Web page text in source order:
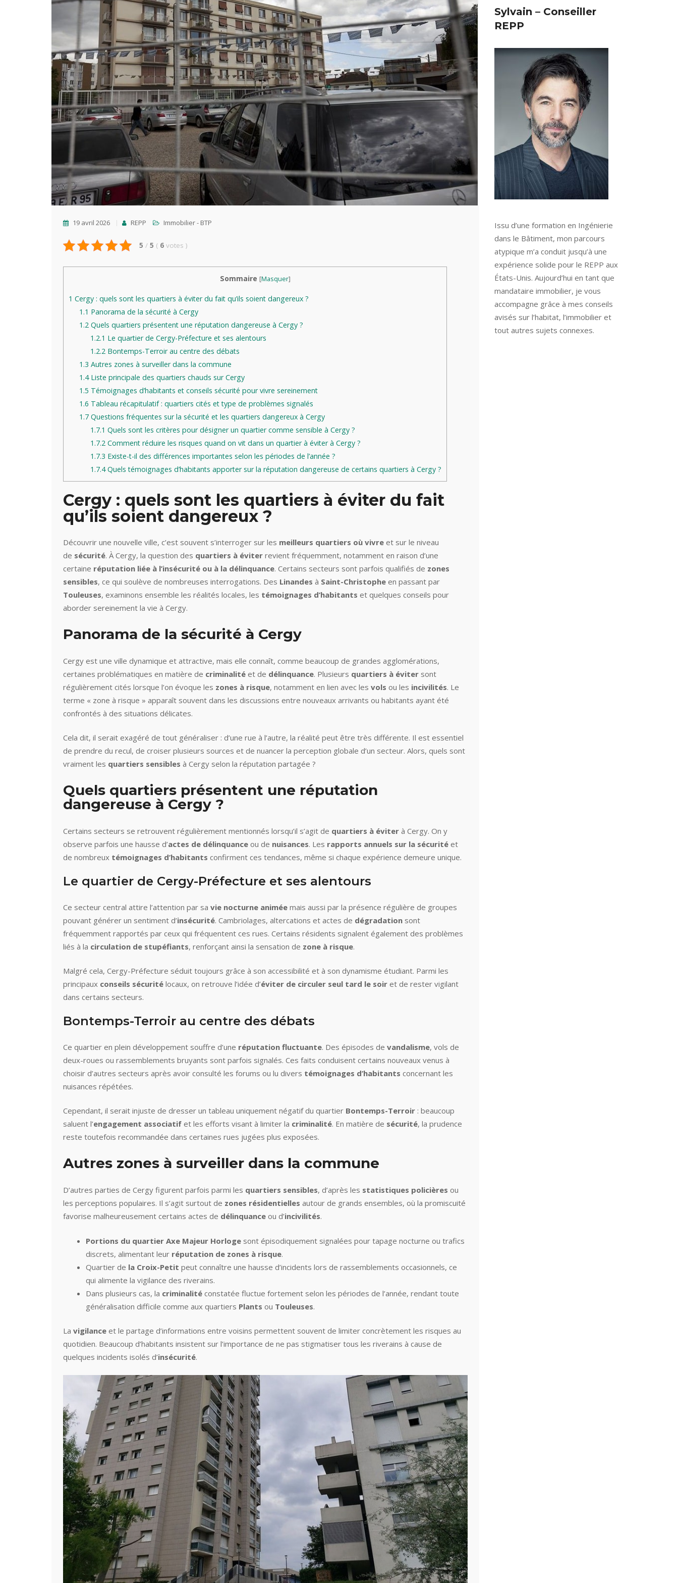
19 avril 2026 REPP Immobilier - BTP
5 / 5 ( 6 votes)
Sommaire [Masquer]
1 Cergy : quels sont les quartiers à éviter du fait qu’ils soient dangereux ?
1.1 Panorama de la sécurité à Cergy
1.2 Quels quartiers présentent une réputation dangereuse à Cergy ?
1.2.1 Le quartier de Cergy-Préfecture et ses alentours
1.2.2Bontemps-Terroir au centre des débats
1.3 Autres zones à surveiller dans la commune
1.4Liste principale des quartiers chauds sur Cergy
1.5 Témoignages d’habitants et conseils sécurité pour vivre sereinement
1.6 Tableau récapitulatif : quartiers cités et type de problèmes signalés
1.7 Questions fréquentes sur la sécurité et les quartiers dangereux à Cergy
1.7.1 Quels sont les critères pour désigner un quartier comme sensible à Cergy ?
1.7.2Comment réduire les risques quand on vit dans un quartier à éviter à Cergy ?
1.7.3 Existe-t-il des différences importantes selon les périodes de l’année ?
1.7.4Quels témoignages d’habitants apporter sur la réputation dangereuse de certains quartiers à Cergy ?
Cergy : quels sont les quartiers à éviter du fait
qu’ils soient dangereux ?
Découvrir une nouvelle ville, c’est souvent s’interroger sur les meilleurs quartiers où vivre et sur le niveau
de sécurité. À Cergy, la question des quartiers à éviter revient fréquemment, notamment en raison d’une
certaine réputation liée à l’insécurité ou à la délinquance. Certains secteurs sont parfois qualifiés de zones
sensibles, ce qui soulève de nombreuses interrogations. Des Linandes à Saint-Christophe en passant par
Touleuses, examinons ensemble les réalités locales, les témoignages d’habitants et quelques conseils pour
aborder sereinement la vie à Cergy.
Panorama de la sécurité à Cergy
Cergy est une ville dynamique et attractive, mais elle connaît, comme beaucoup de grandes agglomérations,
certaines problématiques en matière de criminalité et de délinquance. Plusieurs quartiers à éviter sont
régulièrement cités lorsque l’on évoque les zones à risque, notamment en lien avec les vols ou les incivilités. Le
terme « zone à risque » apparaît souvent dans les discussions entre nouveaux arrivants ou habitants ayant été
confrontés à des situations délicates.
Cela dit, il serait exagéré de tout généraliser : d’une rue à l’autre, la réalité peut être très différente. Il est essentiel
de prendre du recul, de croiser plusieurs sources et de nuancer la perception globale d’un secteur. Alors, quels sont
vraiment les quartiers sensibles à Cergy selon la réputation partagée ?
Quels quartiers présentent une réputation
dangereuse à Cergy ?
Certains secteurs se retrouvent régulièrement mentionnés lorsqu’il s’agit de quartiers à éviter à Cergy. On y
observe parfois une hausse d’actes de délinquance ou de nuisances. Les rapports annuels sur la sécurité et
de nombreux témoignages d’habitants confirment ces tendances, même si chaque expérience demeure unique.
Le quartier de Cergy-Préfecture et ses alentours
Ce secteur central attire l’attention par sa vie nocturne animée mais aussi par la présence régulière de groupes
pouvant générer un sentiment d’insécurité. Cambriolages, altercations et actes de dégradation sont
fréquemment rapportés par ceux qui fréquentent ces rues. Certains résidents signalent également des problèmes
liés à la circulation de stupéfiants, renforçant ainsi la sensation de zone à risque.
Malgré cela, Cergy-Préfecture séduit toujours grâce à son accessibilité et à son dynamisme étudiant. Parmi les
principaux conseils sécurité locaux, on retrouve l’idée d’éviter de circuler seul tard le soir et de rester vigilant
dans certains secteurs.
Bontemps-Terroir au centre des débats
Ce quartier en plein développement souffre d’une réputation fluctuante. Des épisodes de vandalisme, vols de
deux-roues ou rassemblements bruyants sont parfois signalés. Ces faits conduisent certains nouveaux venus à
choisir d’autres secteurs après avoir consulté les forums ou lu divers témoignages d’habitants concernant les
nuisances répétées.
Cependant, il serait injuste de dresser un tableau uniquement négatif du quartier Bontemps-Terroir : beaucoup
saluent l’engagement associatif et les efforts visant à limiter la criminalité. En matière de sécurité, la prudence
reste toutefois recommandée dans certaines rues jugées plus exposées.
Autres zones à surveiller dans la commune
D’autres parties de Cergy figurent parfois parmi les quartiers sensibles, d’après les statistiques policières ou
les perceptions populaires. Il s’agit surtout de zones résidentielles autour de grands ensembles, où la promiscuité
favorise malheureusement certains actes de délinquance ou d’incivilités.
Portions du quartier Axe Majeur Horloge sont épisodiquement signalées pour tapage nocturne ou trafics
discrets, alimentant leur réputation de zones à risque.
Quartier de la Croix-Petit peut connaître une hausse d’incidents lors de rassemblements occasionnels, ce
qui alimente la vigilance des riverains.
Dans plusieurs cas, la criminalité constatée fluctue fortement selon les périodes de l’année, rendant toute
généralisation difficile comme aux quartiers Plants ou Touleuses.
La vigilance et le partage d’informations entre voisins permettent souvent de limiter concrètement les risques au
quotidien. Beaucoup d’habitants insistent sur l’importance de ne pas stigmatiser tous les riverains à cause de
quelques incidents isolés d’insécurité.
Sylvain – Conseiller
REPP
Issu d’une formation en Ingénierie
dans le Bâtiment, mon parcours
atypique m’a conduit jusqu’à une
expérience solide pour le REPP aux
États-Unis. Aujourd’hui en tant que
mandataire immobilier, je vous
accompagne grâce à mes conseils
avisés sur l’habitat, l’immobilier et
tout autres sujets connexes.